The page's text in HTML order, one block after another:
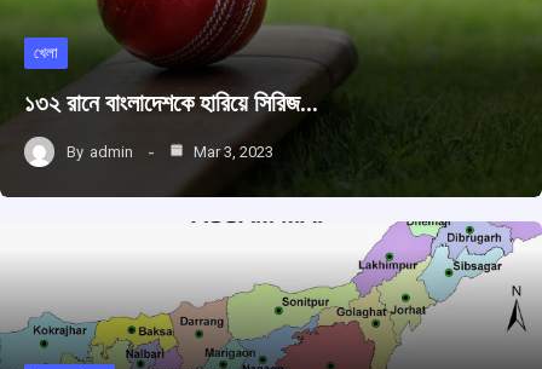
খেলা
১৩২ রানে বাংলাদেশকে হারিয়ে সিরিজ…
By admin Mar 3, 2023